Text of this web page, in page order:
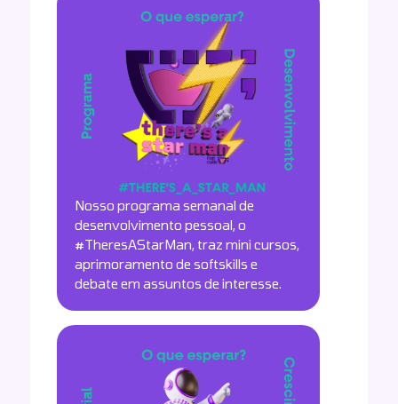
Nosso programa semanal de
desenvolvimento pessoal, o
#TheresAStarMan, traz mini cursos,
aprimoramento de softskills e
debate em assuntos de interesse.